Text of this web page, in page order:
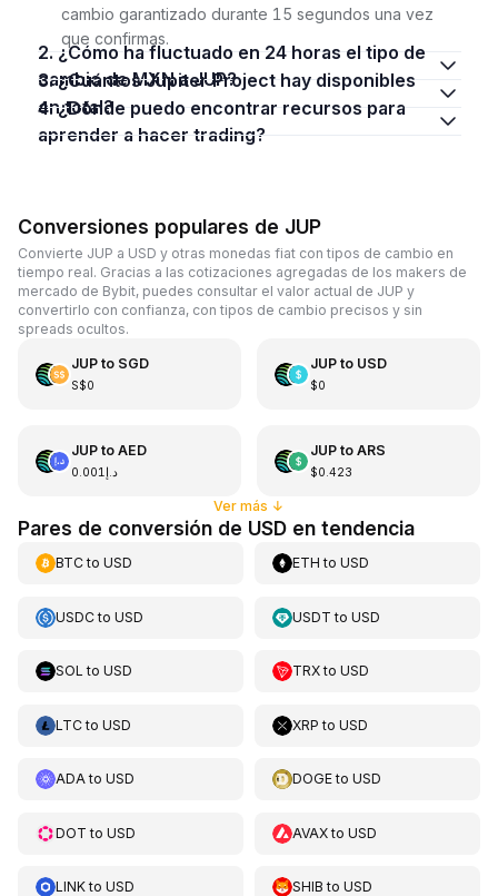
cambio garantizado durante 15 segundos una vez
que confirmas.
2. ¿Cómo ha fluctuado en 24 horas el tipo de
cambio de MXN a JUP?
3. ¿Cuántos Jupiter Project hay disponibles
en total?
4. ¿Dónde puedo encontrar recursos para
aprender a hacer trading?
Conversiones populares de JUP
Convierte JUP a USD y otras monedas fiat con tipos de cambio en
tiempo real. Gracias a las cotizaciones agregadas de los makers de
mercado de Bybit, puedes consultar el valor actual de JUP y
convertirlo con confianza, con tipos de cambio precisos y sin
spreads ocultos.
JUPto SGD
S$0
JUPto USD
$0
JUPto AED
د.إ0.001
JUPto ARS
$0.423
Ver más ↓
Pares de conversión de USD en tendencia
BTCto USD ETH toUSD
USDCto USD USDT toUSD
SOL to USD TRXtoUSD
LTCto USD XRP toUSD
ADAto USD DOGEtoUSD
DOT to USD AVAXtoUSD
LINKto USD SHIB toUSD